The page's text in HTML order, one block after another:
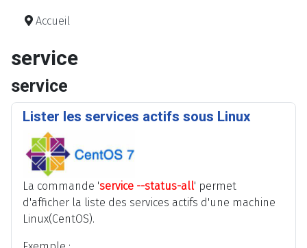
Accueil
service
service
Lister les services actifs sous Linux
La commande 'service --status-all' permet
d'afficher la liste des services actifs d'une machine
Linux(CentOS).